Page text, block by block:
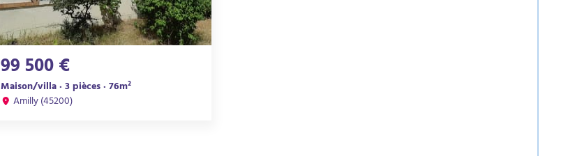
99 500 €
Maison/villa · 3 pièces · 76m²
Amilly (45200)